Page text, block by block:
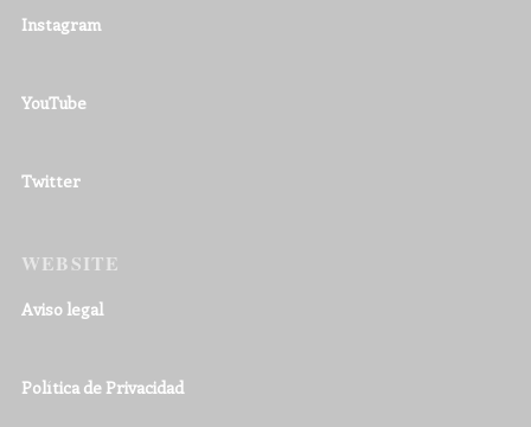
Instagram
YouTube
Twitter
WEBSITE
Aviso legal
Política de Privacidad